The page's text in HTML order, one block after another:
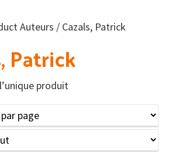
Auteurs / Cazals, Patrick
Patrick
produit